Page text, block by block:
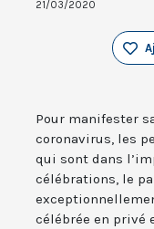
21/03/2020
Pour manifester
coronavirus, les
qui sont dans
célébrations, le
célébrée en privé